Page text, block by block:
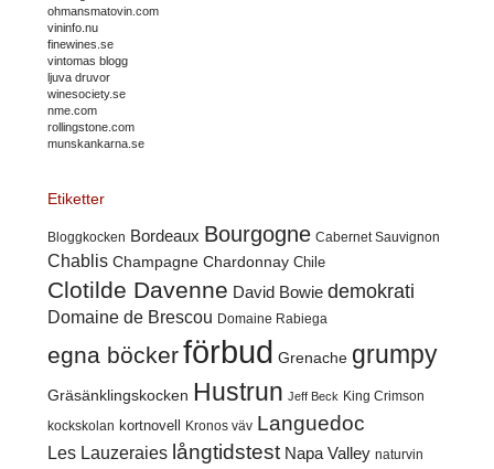
ohmansmatovin.com
vininfo.nu
finewines.se
vintomas blogg
ljuva druvor
winesociety.se
nme.com
rollingstone.com
munskankarna.se
Etiketter
Bloggkocken Bordeaux Bourgogne Cabernet Sauvignon
Chablis Champagne Chardonnay Chile
Clotilde Davenne David Bowie demokrati
Domaine de Brescou Domaine Rabiega
egna böckerförbud Grenache grumpy
Gräsänklingskocken Hustrun Jeff Beck King Crimson
kockskolan kortnovell Kronos väv Languedoc
Les Lauzeraies långtidstest Napa Valley naturvin